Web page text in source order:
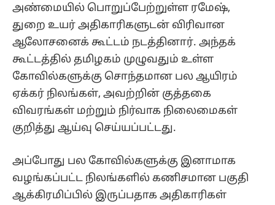
அண்மையில் பொறுப்பேற்றுள்ள ரமேஷ்,
துறை உயர் அதிகாரிகளுடன் விரிவான
ஆலோசனைக் கூட்டம் நடத்தினார். அந்தக்
கூட்டத்தில் தமிழகம் முழுவதும் உள்ள
கோவில்களுக்கு சொந்தமான பல ஆயிரம்
ஏக்கர் நிலங்கள், அவற்றின் குத்தகை
விவரங்கள் மற்றும் நிர்வாக நிலைமைகள்
குறித்து ஆய்வு செய்யப்பட்டது.
அப்போது பல கோவில்களுக்கு இனாமாக
வழங்கப்பட்ட நிலங்களில் கணிசமான பகுதி
ஆக்கிரமிப்பில் இருப்பதாக அதிகாரிகள்